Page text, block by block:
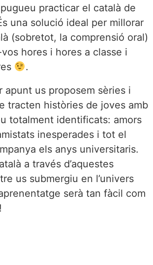
practicar el català de
una solució ideal per millorar
(sobretot, la comprensió oral)
hores i hores a classe i
.
apunt us proposem sèries i
tracten històries de joves amb
totalment identificats: amors
inesperades i tot el
els anys universitaris.
a través d’aquestes
us submergiu en l’univers
serà tan fàcil com